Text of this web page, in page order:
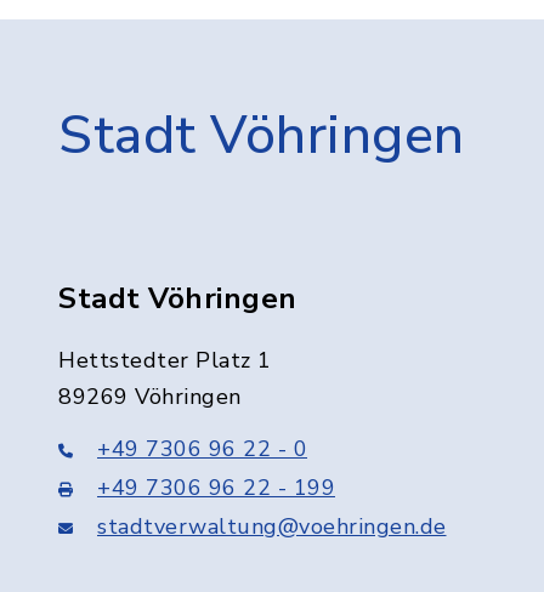
Stadt Vöhringen
Stadt Vöhringen
Hettstedter Platz 1
89269 Vöhringen
+49 7306 96 22 - 0
+49 7306 96 22 - 199
stadtverwaltung@voehringen.de